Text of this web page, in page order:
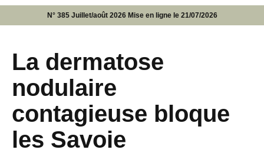
N° 385 Juillet/août 2026 Mise en ligne le 21/07/2026
La dermatose
nodulaire
contagieuse bloque
les Savoie